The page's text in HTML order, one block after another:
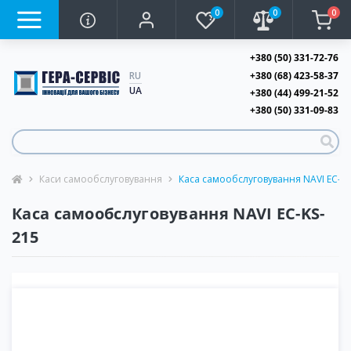
0 0 0
RU
UA
+380 (50) 331-72-76
+380 (68) 423-58-37
+380 (44) 499-21-52
+380 (50) 331-09-83
Каси самообслуговування Каса самообслуговування NAVI EC-
Каса самообслуговування NAVI EC-KS-
215